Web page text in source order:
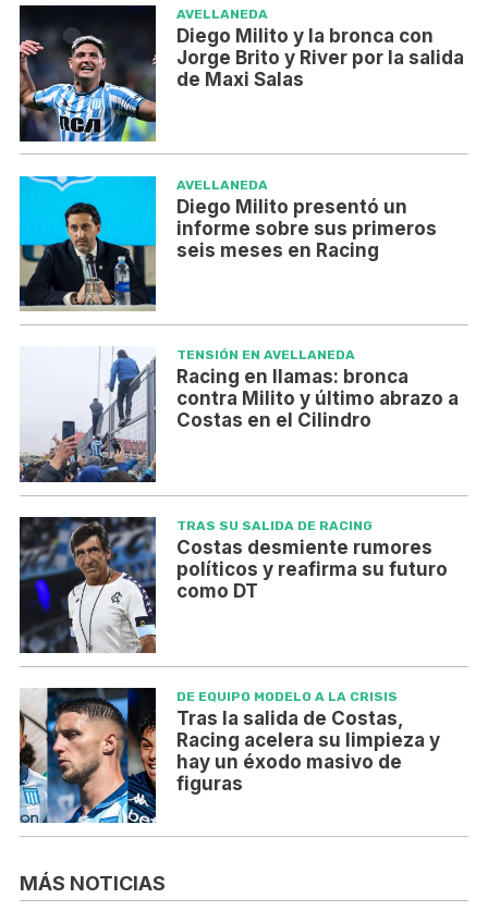
AVELLANEDA
Diego Milito y la bronca con
Jorge Brito y River por la salida
de Maxi Salas
AVELLANEDA
Diego Milito presentó un
informe sobre sus primeros
seis meses en Racing
TENSIÓN EN AVELLANEDA
Racing en llamas: bronca
contra Milito y último abrazo a
Costas en el Cilindro
TRAS SU SALIDA DE RACING
Costas desmiente rumores
políticos y reafirma su futuro
como DT
DE EQUIPO MODELO A LA CRISIS
Tras la salida de Costas,
Racing acelera su limpieza y
hay un éxodo masivo de
figuras
MÁS NOTICIAS